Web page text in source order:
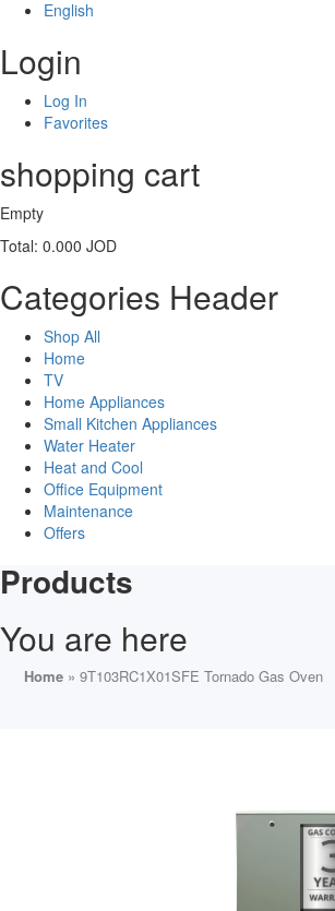
English
Login
Log In
Favorites
shopping cart
Empty
Total: 0.000 JOD
Categories Header
Shop All
Home
TV
Home Appliances
Small Kitchen Appliances
Water Heater
Heat and Cool
Office Equipment
Maintenance
Offers
Products
You are here
Home » 9T103RC1X01SFE Tornado Gas Oven